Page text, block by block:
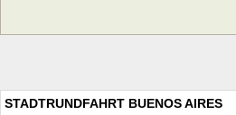
STADTRUNDFAHRT BUENOS AIRES